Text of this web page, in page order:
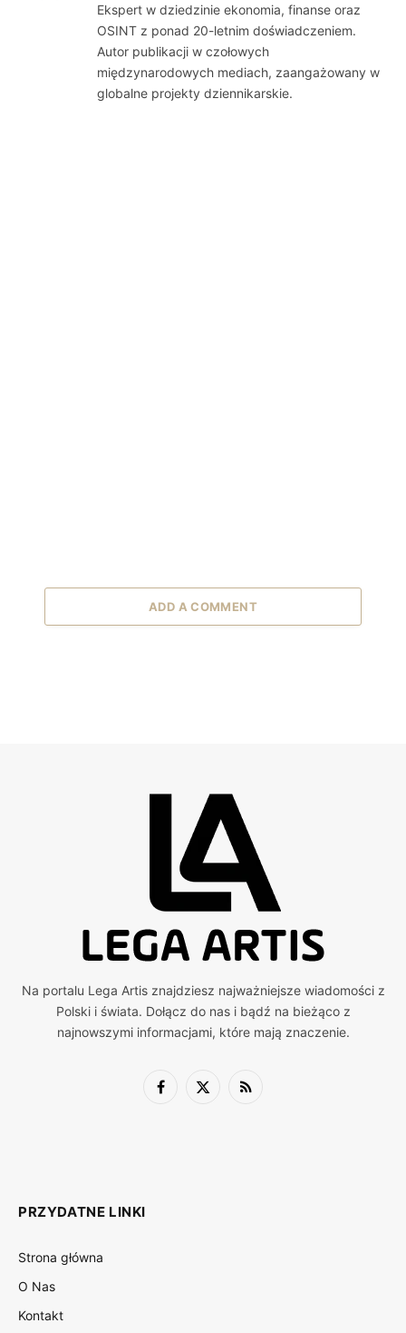
Ekspert w dziedzinie ekonomia, finanse oraz
OSINT z ponad 20-letnim doświadczeniem.
Autor publikacji w czołowych
międzynarodowych mediach, zaangażowany w
globalne projekty dziennikarskie.
ADD A COMMENT
Na portalu Lega Artis znajdziesz najważniejsze wiadomości z
Polski i świata. Dołącz do nas i bądź na bieżąco z
najnowszymi informacjami, które mają znaczenie.
Facebook
X
RSS
PRZYDATNE LINKI
Strona główna
O Nas
Kontakt